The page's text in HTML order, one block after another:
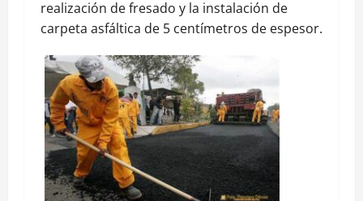
realización de fresado y la instalación de
carpeta asfáltica de 5 centímetros de espesor.